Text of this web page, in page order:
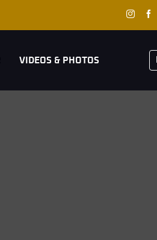
VIDEOS & PHOTOS